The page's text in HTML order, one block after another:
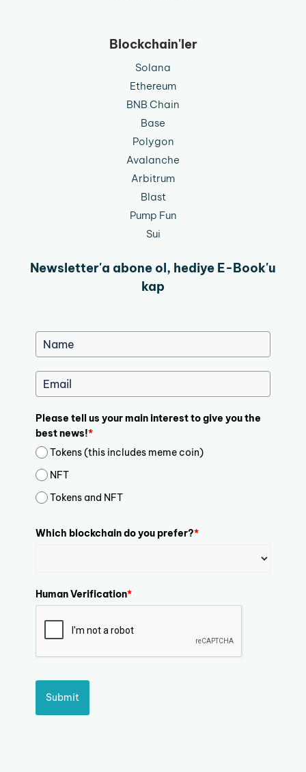
Blockchain'ler
Solana
Ethereum
BNB Chain
Base
Polygon
Avalanche
Arbitrum
Blast
Pump Fun
Sui
Newsletter'a abone ol, hediye E-Book'u
kap
Please tell us your main interest to give you the
best news!*
Tokens (this includes meme coin)
NFT
Tokens and NFT
Which blockchain do you prefer?*
Human Verification*
Submit